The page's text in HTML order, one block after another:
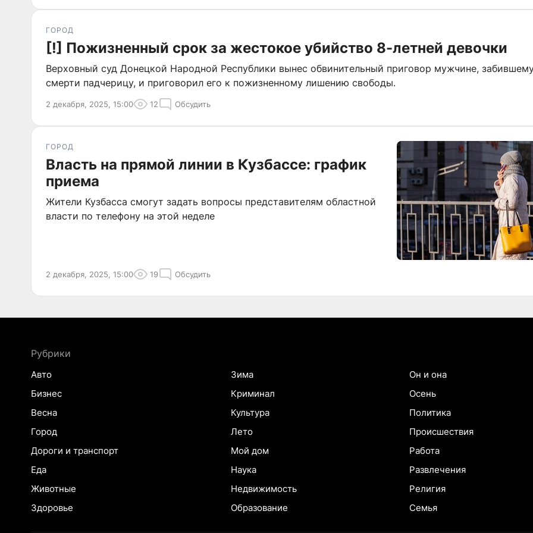
ГОРОД
[!] Пожизненный срок за жестокое убийство 8-летней девочки
Верховный суд Донецкой Народной Республики вынес обвинительный приговор мужчине,
смерти падчерицу, и приговорил его к пожизненному лишению свободы.
2 декабря, 2025, 15:00 12 Обсудить
ГОРОД
Власть на прямой линии в Кузбассе: график
приема
Жители Кузбасса смогут задать вопросы представителям областной
власти по телефону на этой неделе
2 декабря, 2025, 15:00 19 Обсудить
Рубрики
Авто
Бизнес
Весна
Город
Дороги и транспорт
Еда
Животные
Здоровье
Зима
Криминал
Культура
Лето
Мой дом
Наука
Недвижимость
Образование
Он и она
Осень
Политика
Происшествия
Работа
Развлечения
Религия
Семья